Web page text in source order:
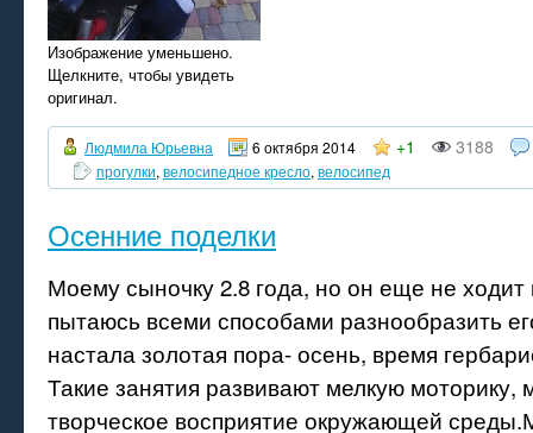
Изображение уменьшено.
Щелкните, чтобы увидеть
оригинал.
Людмила Юрьевна 6 октября 2014 +1 3188
прогулки, велосипедное кресло, велосипед
Осенние поделки
Моему сыночку 2.8 года, но он еще не ходит
пытаюсь всеми способами разнообразить
настала золотая пора- осень, время
Такие занятия развивают мелкую
творческое восприятие окружающей